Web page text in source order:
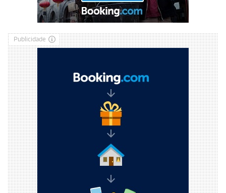
Publicidade